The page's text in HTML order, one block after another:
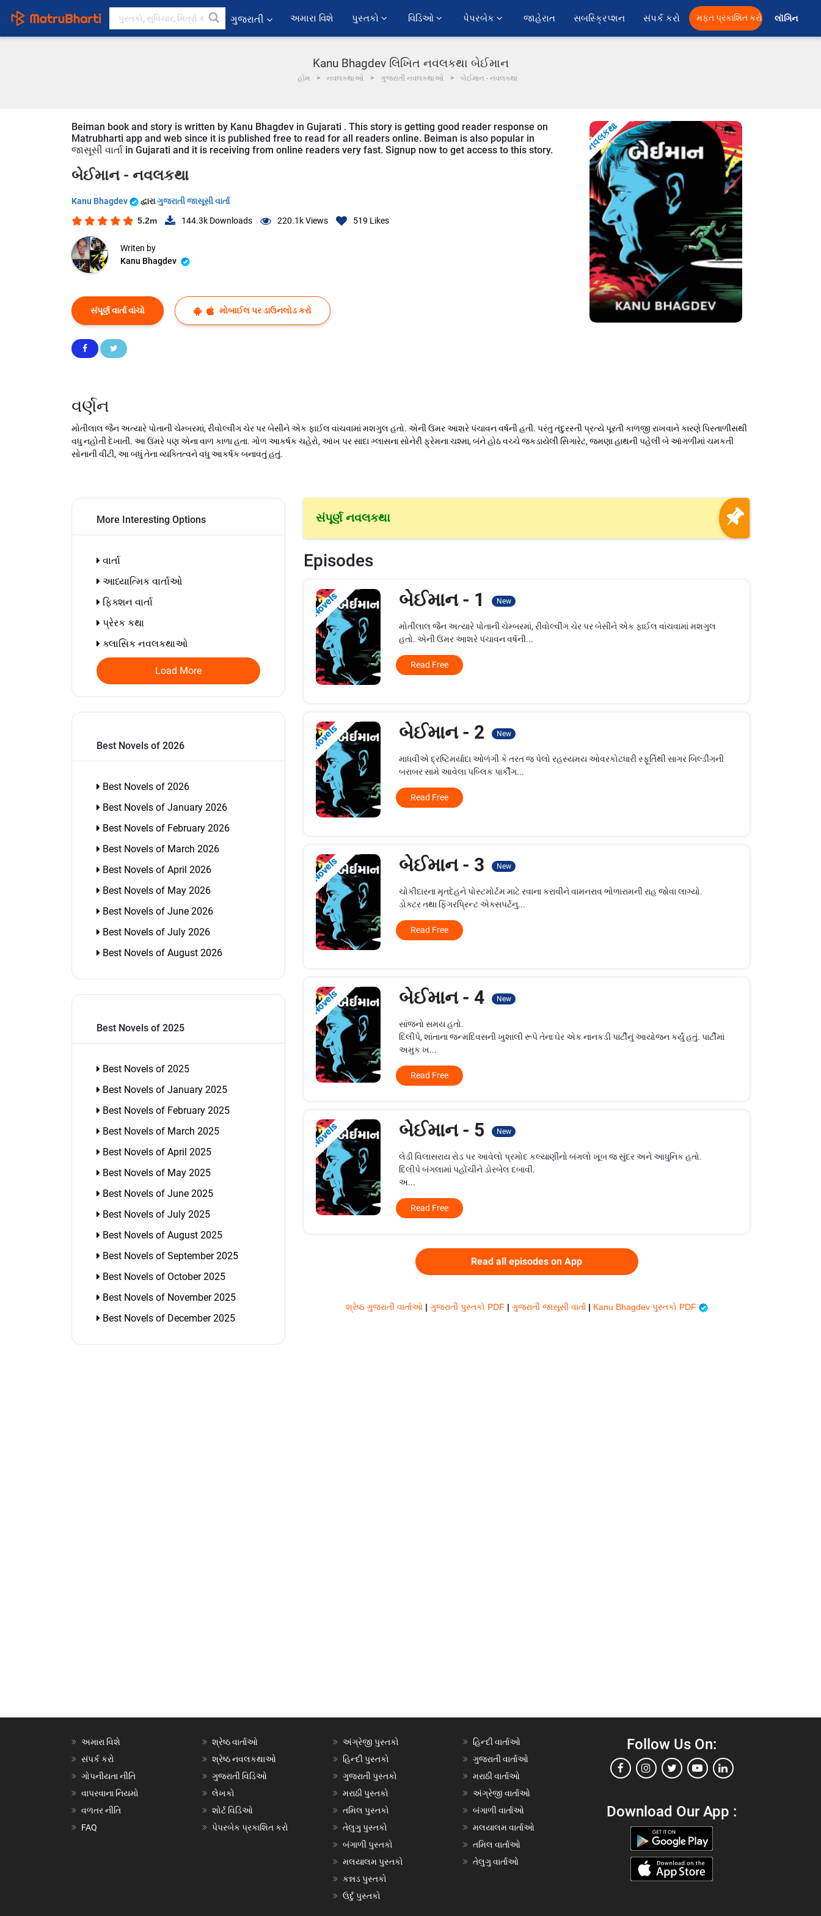
ગુજરાતી અમારા વિશે પુસ્તકો વિડિઓ પેપરબેક જાહેરાત સબસ્ક્રિપ્શન સંપર્ક કરો મફત પ્રકાશિત કરો લૉગિન
Kanu Bhagdev લિખિત નવલકથા બેઈમાન
હોમ નવલકથાઓ ગુજરાતી નવલકથાઓ બેઈમાન - નવલકથા
Beiman book and story is written by Kanu Bhagdev in Gujarati . This story is getting good reader response on
Matrubharti app and web since it is published free to read for all readers online. Beiman is also popular in
જાસૂસી વાર્તા in Gujarati and it is receiving from online readers very fast. Signup now to get access to this story.
બેઈમાન - નવલકથા
Kanu Bhagdev દ્વારાગુજરાતી જાસૂસી વાર્તા
5.2m 144.3k Downloads 220.1kViews 519 Likes
Writen by
Kanu Bhagdev
સંપૂર્ણ વાર્તા વાંચો મોબાઈલ પર ડાઉનલોડ કરો
નવલકથા
વર્ણન
મોતીલાલ જૈન અત્યારે પોતાની ચેમ્બરમાં, રીવોલ્વીંગ ચેર પર બેસીને એક ફાઈલ વાંચવામાં મશગુલ હતો. એની ઉંમર આશરે પંચાવન વર્ષની હતી. પરંતુ તંદુરસ્તી પ્રત્યે પૂરતી કાળજી રાખવાને કારણે પિસ્તાળીસથી
વધુ નહોતી દેખાતી. આ ઉંમરે પણ એના વાળ કાળા હતા. ગોળ આકર્ષક ચહેરો, આંખ પર સાદા ગ્લાસના સોનેરી ફ્રેમના ચશ્મા, બંને હોઠ વચ્ચે જકડાયેલી સિગારેટ, જમણા હાથની પહેલી બે આંગળીમાં ચમકતી
સોનાની વીંટી, આ બધું તેના વ્યક્તિત્વને વધુ આકર્ષક બનાવતું હતું.
More Interesting Options
વાર્તા
આધ્યાત્મિક વાર્તાઓ
ફિક્શન વાર્તા
પ્રેરક કથા
ક્લાસિક નવલકથાઓ
Load More
Best Novels of 2026
Best Novels of 2026
Best Novels of January 2026
Best Novels of February 2026
Best Novels of March 2026
Best Novels of April 2026
Best Novels of May 2026
Best Novels of June 2026
Best Novels of July 2026
Best Novels of August 2026
Best Novels of 2025
Best Novels of 2025
Best Novels of January 2025
Best Novels of February 2025
Best Novels of March 2025
Best Novels of April 2025
Best Novels of May 2025
Best Novels of June 2025
Best Novels of July 2025
Best Novels of August 2025
Best Novels of September 2025
Best Novels of October 2025
Best Novels of November 2025
Best Novels of December 2025
સંપૂર્ણ નવલકથા
Episodes
Novels બેઈમાન - 1 New
મોતીલાલ જૈન અત્યારે પોતાની ચેમ્બરમાં, રીવોલ્વીંગ ચેર પર બેસીને એક ફાઈલ વાંચવામાં મશગુલ
હતો. એની ઉંમર આશરે પંચાવન વર્ષની...
Read Free
Novels બેઈમાન - 2 New
માધવીએ દ્રષ્ટિમર્યાદા ઓળંગી કે તરત જ પેલો રહસ્યમય ઓવરકોટધારી સ્ફૂર્તિથી સાગર બિલ્ડીંગની
બરાબર સામે આવેલા પબ્લિક પાર્કીંગ...
Read Free
Novels બેઈમાન - 3 New
ચોકીદારના મૃતદેહને પોસ્ટમોર્ટમ માટે રવાના કરાવીને વામનરાવ ભોળારામની રાહ જોવા લાગ્યો.
ડોક્ટર તથા ફિંગરપ્રિન્ટ એક્સપર્ટનુ...
Read Free
Novels બેઈમાન - 4 New
સાંજનો સમય હતો.
દિલીપે, શાંતાના જન્મદિવસની ખુશાલી રૂપે તેના ઘેર એક નાનકડી પાર્ટીનું આયોજન કર્યું હતું. પાર્ટીમાં
અમુક ખ...
Read Free
Novels બેઈમાન - 5 New
લેડી વિલાસરાય રોડ પર આવેલો પ્રમોદ કલ્યાણીનો બંગલો ખૂબ જ સુંદર અને આધુનિક હતો.
દિલીપે બંગલામાં પહોંચીને ડોરબેલ દબાવી.
અ...
Read Free
Read all episodes on App
શ્રેષ્ઠ ગુજરાતી વાર્તાઓ | ગુજરાતી પુસ્તકો PDF | ગુજરાતી જાસૂસી વાર્તા | Kanu Bhagdev પુસ્તકો PDF
અમારા વિશે
સંપર્ક કરો
ગોપનીયતા નીતિ
વાપરવાના નિયમો
વળતર નીતિ
FAQ
શ્રેષ્ઠ વાર્તાઓ
શ્રેષ્ઠ નવલકથાઓ
ગુજરાતી વિડિઓ
લેખકો
શોર્ટ વિડિઓ
પેપરબેક પ્રકાશિત કરો
અંગ્રેજી પુસ્તકો
હિન્દી પુસ્તકો
ગુજરાતી પુસ્તકો
મરાઠી પુસ્તકો
તમિલ પુસ્તકો
તેલુગુ પુસ્તકો
બંગાળી પુસ્તકો
મલયાલમ પુસ્તકો
કન્નડ પુસ્તકો
ઉર્દુ પુસ્તકો
હિન્દી વાર્તાઓ
ગુજરાતી વાર્તાઓ
મરાઠી વાર્તાઓ
અંગ્રેજી વાર્તાઓ
બંગાળી વાર્તાઓ
મલયાલમ વાર્તાઓ
તમિલ વાર્તાઓ
તેલુગુ વાર્તાઓ
Follow Us On:
Download Our App :